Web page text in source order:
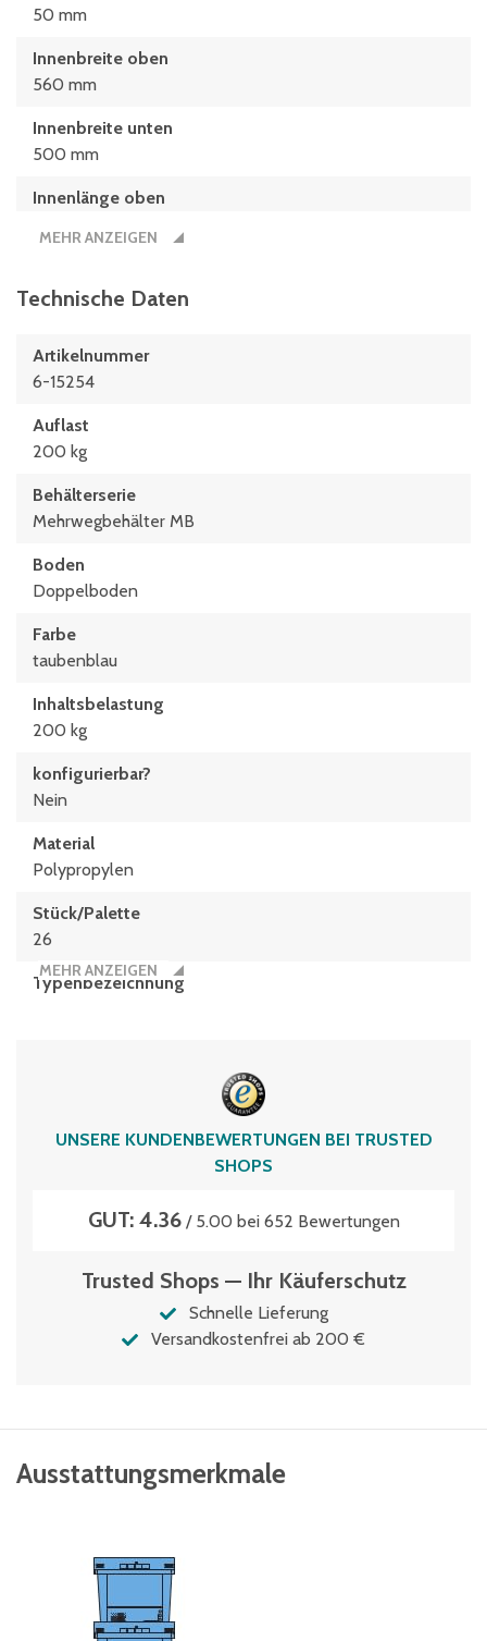
50 mm
Innenbreite oben
560 mm
Innenbreite unten
500 mm
Innenlänge oben
682 mm
800 mm
289 mm
MEHR ANZEIGEN
Technische Daten
Artikelnummer
6-15254
Auflast
200 kg
Behälterserie
Mehrwegbehälter MB
Boden
Doppelboden
Farbe
taubenblau
Inhaltsbelastung
200 kg
konfigurierbar?
Nein
Material
Polypropylen
Stück/Palette
26
Typen­be­zeich­nung
MEHR ANZEIGEN
UNSERE KUNDENBEWERTUNGEN BEI TRUSTED
SHOPS
GUT: 4.36/ 5.00 bei 652 Bewertungen
Trusted Shops — Ihr Käuferschutz
Schnelle Lieferung
Versandkostenfrei ab 200 €
Ausstattungsmerkmale